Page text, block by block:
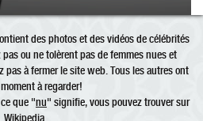
des photos et des vidéos de célébrités
ou ne tolèrent pas de femmes nues et
pas à fermer le site web. Tous les autres ont
à regarder!
que "nu" signifie, vous pouvez trouver sur
Wikipedia.